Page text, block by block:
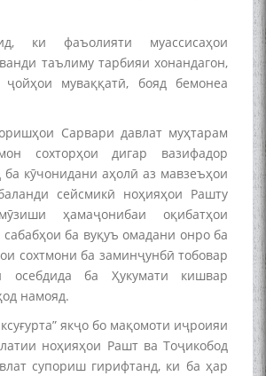
ки фаъолияти муассисаҳои
таълиму тарбияи хонандагон,
муваққатӣ, бояд бемонеа
Сарвари давлат муҳтарам
сохторҳои дигар вазифадор
кӯчонидани аҳолӣ аз мавзеъҳои
сейсмикӣ ноҳияҳои Рашту
ҳамаҷонибаи оқибатҳои
ба вуқуъ омадани онро ба
сохтмони ба заминҷунбӣ тобовар
осебдида ба Ҳукумати кишвар
намояд.
якҷо бо мақомоти иҷроияи
ноҳияҳои Рашт ва Тоҷикобод
супориш гирифтанд, ки ба ҳар
with Mumyin
Gulf Beautiful
Устод Мумин
Mumin Qanoat)
Mehryar
the conflict
of the Persian
Gulf
бо Мӯъмин
ҳам "гап"